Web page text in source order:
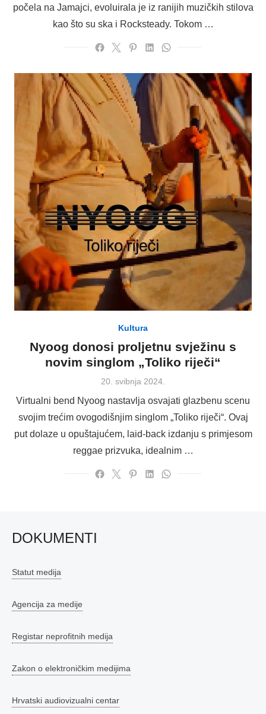
počela na Jamajci, evoluirala je iz ranijih muzičkih stilova
kao što su ska i Rocksteady. Tokom …
Kultura
Nyoog donosi proljetnu svježinu s
novim singlom „Toliko riječi“
Posted
20. svibnja 2024.
Virtualni bend Nyoog nastavlja osvajati glazbenu scenu
svojim trećim ovogodišnjim singlom „Toliko riječi“. Ovaj
put dolaze u opuštajućem, laid-back izdanju s primjesom
reggae prizvuka, idealnim …
DOKUMENTI
Statut medija
Agencija za medije
Registar neprofitnih medija
Zakon o elektroničkim medijima
Hrvatski audiovizualni centar